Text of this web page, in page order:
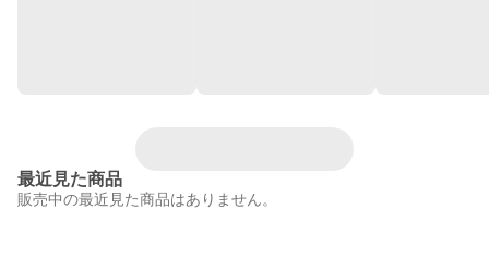
最近見た商品
販売中の最近見た商品はありません。